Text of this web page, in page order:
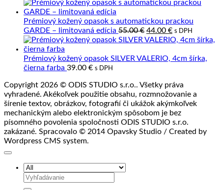
prírodná
a
jej
spracovanie
Prémiový kožený opasok s automatickou prackou
GARDE – limitovaná edícia 55.00€ Pôvodná
cena
55.00 €.
44.00 €Aktuálna
cena
44.00 €.
s DPH
Prémiový kožený opasok SILVER VALERIO, 4cm šírka,
čierna farba 39.00 € s DPH
Copyright 2026 © ODIS STUDIO s.r.o.. Všetky práva
vyhradené. Akékoľvek použitie obsahu, rozmnožovanie a
šírenie textov, obrázkov, fotografií či ukážok akýmkoľvek
mechanickým alebo elektronickým spôsobom je bez
písomného povolenia spoločnosti ODIS STUDIO s.r.o.
zakázané. Spracovalo © 2014 Opavsky Studio / Created by
Wordpress CMS system.
Hľadať: